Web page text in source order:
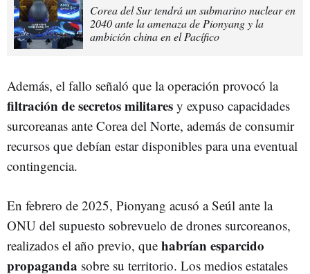
Corea del Sur tendrá un submarino nuclear en
2040 ante la amenaza de Pionyang y la
ambición china en el Pacífico
Además, el fallo señaló que la operación provocó la
filtración de secretos militares y expuso capacidades
surcoreanas ante Corea del Norte, además de consumir
recursos que debían estar disponibles para una eventual
contingencia.
En febrero de 2025, Pionyang acusó a Seúl ante la
ONU del supuesto sobrevuelo de drones surcoreanos,
realizados el año previo, que habrían esparcido
propaganda sobre su territorio. Los medios estatales